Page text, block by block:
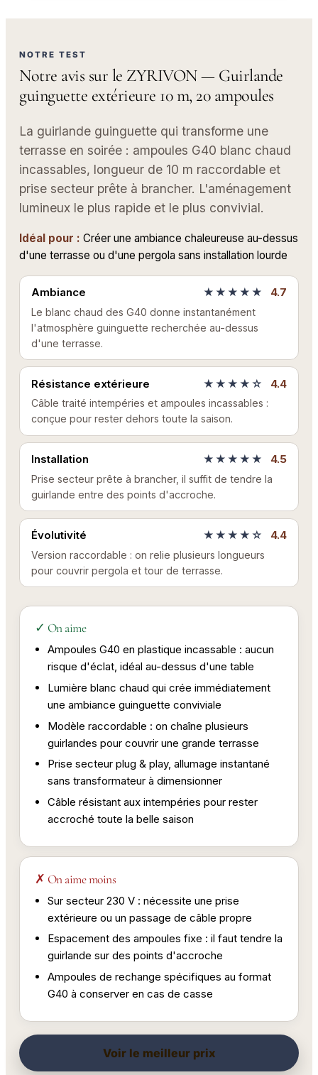
NOTRE TEST
Notre avis sur le ZYRIVON — Guirlande
guinguette extérieure 10 m, 20 ampoules
La guirlande guinguette qui transforme une
terrasse en soirée : ampoules G40 blanc chaud
incassables, longueur de 10 m raccordable et
prise secteur prête à brancher. L'aménagement
lumineux le plus rapide et le plus convivial.
Idéal pour : Créer une ambiance chaleureuse au-dessus
d'une terrasse ou d'une pergola sans installation lourde
Ambiance ★★★★★ 4.7
Le blanc chaud des G40 donne instantanément
l'atmosphère guinguette recherchée au-dessus
d'une terrasse.
Résistance extérieure ★★★★☆ 4.4
Câble traité intempéries et ampoules incassables :
conçue pour rester dehors toute la saison.
Installation ★★★★★ 4.5
Prise secteur prête à brancher, il suffit de tendre la
guirlande entre des points d'accroche.
Évolutivité ★★★★☆ 4.4
Version raccordable : on relie plusieurs longueurs
pour couvrir pergola et tour de terrasse.
✓ On aime
Ampoules G40 en plastique incassable : aucun
risque d'éclat, idéal au-dessus d'une table
Lumière blanc chaud qui crée immédiatement
une ambiance guinguette conviviale
Modèle raccordable : on chaîne plusieurs
guirlandes pour couvrir une grande terrasse
Prise secteur plug & play, allumage instantané
sans transformateur à dimensionner
Câble résistant aux intempéries pour rester
accroché toute la belle saison
✗ On aime moins
Sur secteur 230 V : nécessite une prise
extérieure ou un passage de câble propre
Espacement des ampoules fixe : il faut tendre la
guirlande sur des points d'accroche
Ampoules de rechange spécifiques au format
G40 à conserver en cas de casse
Voir le meilleur prix